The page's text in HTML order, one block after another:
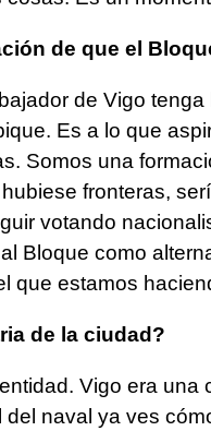
de que el
de Vigo
Es a lo que
Somos una
fronteras,
votando
Bloque como
que estamos
de la ciudad?
Vigo era una
naval ya ves